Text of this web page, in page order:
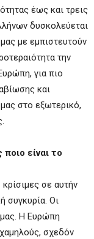
έως και τρεις
δυσκολεύεται
με εμπιστευτούν
την
για πιο
και
στο εξωτερικό,
είναι το
σε αυτήν
συγκυρία. Οι
Η Ευρώπη
σχεδόν